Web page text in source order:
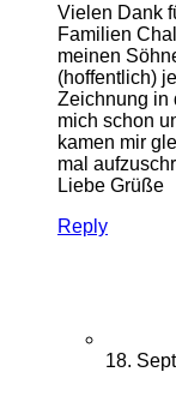
Vielen Dank
Familien
meinen
(hoffentlich)
Zeichnung in
mich schon
kamen mir
mal
Liebe Grüße
Reply
18.